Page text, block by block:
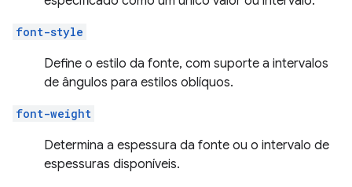
font-style
Define o estilo da fonte, com suporte a intervalos
de ângulos para estilos oblíquos.
font-weight
Determina a espessura da fonte ou o intervalo de
espessuras disponíveis.